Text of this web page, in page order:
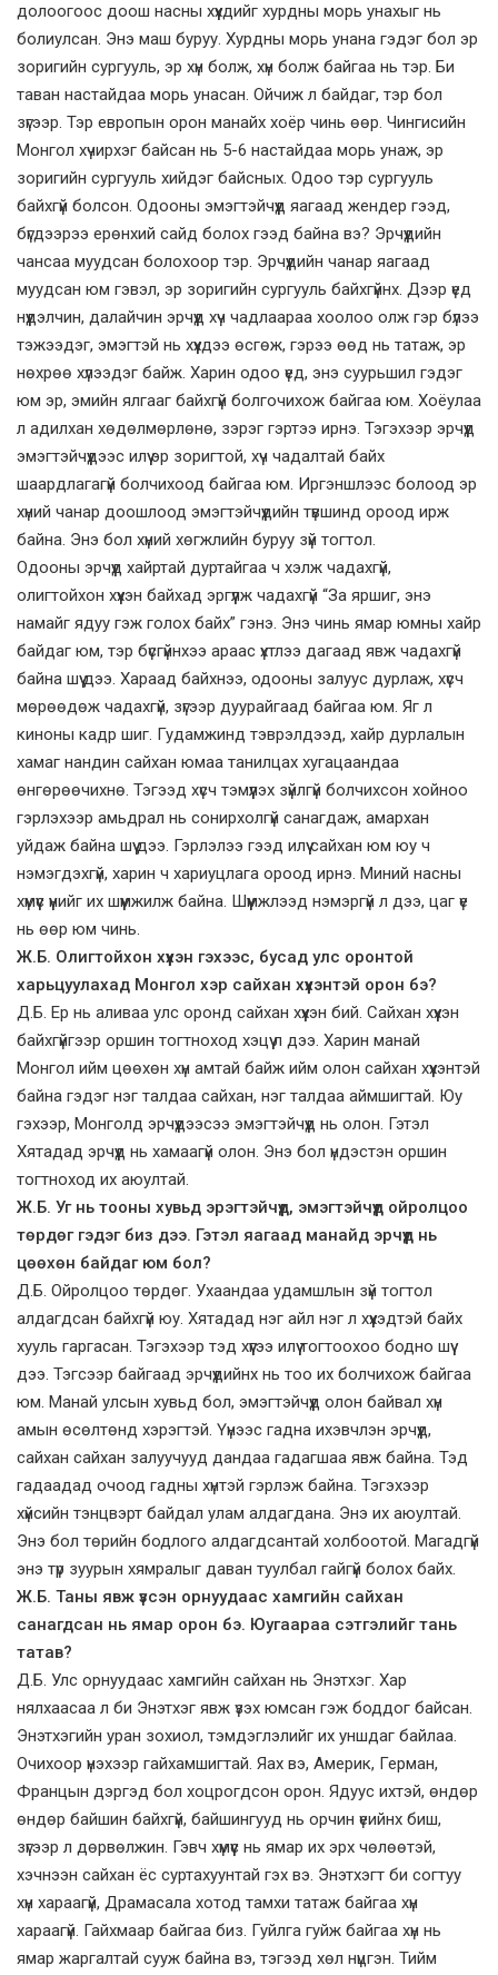
долоогоос доош насны хүүхдийг хурдны морь унахыг нь
болиулсан. Энэ маш буруу. Хурдны морь унана гэдэг бол эр
зоригийн сургууль, эр хүн болж, хүн болж байгаа нь тэр. Би
таван настайдаа морь унасан. Ойчиж л байдаг, тэр бол
зүгээр. Тэр европын орон манайх хоёр чинь өөр. Чингисийн
Монгол хүчирхэг байсан нь 5-6 настайдаа морь унаж, эр
зоригийн сургууль хийдэг байсных. Одоо тэр сургууль
байхгүй болсон. Одооны эмэгтэйчүүд яагаад жендер гээд,
бүгдээрээ ерөнхий сайд болох гээд байна вэ? Эрчүүдийн
чансаа муудсан болохоор тэр. Эрчүүдийн чанар яагаад
муудсан юм гэвэл, эр зоригийн сургууль байхгүйнх. Дээр үед
нүүдэлчин, далайчин эрчүүд хүч чадлаараа хоолоо олж гэр бүлээ
тэжээдэг, эмэгтэй нь хүүхдээ өсгөж, гэрээ өөд нь татаж, эр
нөхрөө хүлээдэг байж. Харин одоо үед, энэ суурьшил гэдэг
юм эр, эмийн ялгааг байхгүй болгочихож байгаа юм. Хоёулаа
л адилхан хөдөлмөрлөнө, зэрэг гэртээ ирнэ. Тэгэхээр эрчүүд
эмэгтэйчүүдээс илүү эр зоригтой, хүч чадалтай байх
шаардлагагүй болчихоод байгаа юм. Иргэншлээс болоод эр
хүний чанар доошлоод эмэгтэйчүүдийн түвшинд ороод ирж
байна. Энэ бол хүний хөгжлийн буруу зүй тогтол.
Одооны эрчүүд хайртай дуртайгаа ч хэлж чадахгүй,
олигтойхон хүүхэн байхад эргүүлж чадахгүй “За яршиг, энэ
намайг ядуу гэж голох байх” гэнэ. Энэ чинь ямар юмны хайр
байдаг юм, тэр бүсгүйнхээ араас үхтлээ дагаад явж чадахгүй
байна шүү дээ. Хараад байхнээ, одооны залуус дурлаж, хүсч
мөрөөдөж чадахгүй, зүгээр дуурайгаад байгаа юм. Яг л
киноны кадр шиг. Гудамжинд тэврэлдээд, хайр дурлалын
хамаг нандин сайхан юмаа танилцах хугацаандаа
өнгөрөөчихнө. Тэгээд хүсч тэмүүлэх зүйлгүй болчихсон хойноо
гэрлэхээр амьдрал нь сонирхолгүй санагдаж, амархан
уйдаж байна шүү дээ. Гэрлэлээ гээд илүү сайхан юм юу ч
нэмэгдэхгүй, харин ч хариуцлага ороод ирнэ. Миний насны
хүмүүс үүнийг их шүүмжилж байна. Шүүмжлээд нэмэргүй л дээ, цаг үе
нь өөр юм чинь.
Ж.Б. Олигтойхон хүүхэн гэхээс, бусад улс оронтой
харьцуулахад Монгол хэр сайхан хүүхэнтэй орон бэ?
Д.Б. Ер нь аливаа улс оронд сайхан хүүхэн бий. Сайхан хүүхэн
байхгүйгээр оршин тогтноход хэцүү л дээ. Харин манай
Монгол ийм цөөхөн хүн амтай байж ийм олон сайхан хүүхэнтэй
байна гэдэг нэг талдаа сайхан, нэг талдаа аймшигтай. Юу
гэхээр, Монголд эрчүүдээсээ эмэгтэйчүүд нь олон. Гэтэл
Хятадад эрчүүд нь хамаагүй олон. Энэ бол үндэстэн оршин
тогтноход их аюултай.
Ж.Б. Уг нь тооны хувьд эрэгтэйчүүд, эмэгтэйчүүд ойролцоо
төрдөг гэдэг биз дээ. Гэтэл яагаад манайд эрчүүд нь
цөөхөн байдаг юм бол?
Д.Б. Ойролцоо төрдөг. Ухаандаа удамшлын зүй тогтол
алдагдсан байхгүй юу. Хятадад нэг айл нэг л хүүхэдтэй байх
хууль гаргасан. Тэгэхээр тэд хүүгээ илүү тогтоохоо бодно шүү
дээ. Тэгсээр байгаад эрчүүдийнх нь тоо их болчихож байгаа
юм. Манай улсын хувьд бол, эмэгтэйчүүд олон байвал хүн
амын өсөлтөнд хэрэгтэй. Үүнээс гадна ихэвчлэн эрчүүд,
сайхан сайхан залуучууд дандаа гадагшаа явж байна. Тэд
гадаадад очоод гадны хүнтэй гэрлэж байна. Тэгэхээр
хүйсийн тэнцвэрт байдал улам алдагдана. Энэ их аюултай.
Энэ бол төрийн бодлого алдагдсантай холбоотой. Магадгүй
энэ түр зуурын хямралыг даван туулбал гайгүй болох байх.
Ж.Б. Таны явж үзсэн орнуудаас хамгийн сайхан
санагдсан нь ямар орон бэ. Юугаараа сэтгэлийг тань
татав?
Д.Б. Улс орнуудаас хамгийн сайхан нь Энэтхэг. Хар
нялхаасаа л би Энэтхэг явж үзэх юмсан гэж боддог байсан.
Энэтхэгийн уран зохиол, тэмдэглэлийг их уншдаг байлаа.
Очихоор үнэхээр гайхамшигтай. Яах вэ, Америк, Герман,
Францын дэргэд бол хоцрогдсон орон. Ядуус ихтэй, өндөр
өндөр байшин байхгүй, байшингууд нь орчин үеийнх биш,
зүгээр л дөрвөлжин. Гэвч хүмүүс нь ямар их эрх чөлөөтэй,
хэчнээн сайхан ёс суртахуунтай гэх вэ. Энэтхэгт би согтуу
хүн хараагүй, Драмасала хотод тамхи татаж байгаа хүн
хараагүй. Гайхмаар байгаа биз. Гуйлга гуйж байгаа хүн нь
ямар жаргалтай сууж байна вэ, тэгээд хөл нүцгэн. Тийм